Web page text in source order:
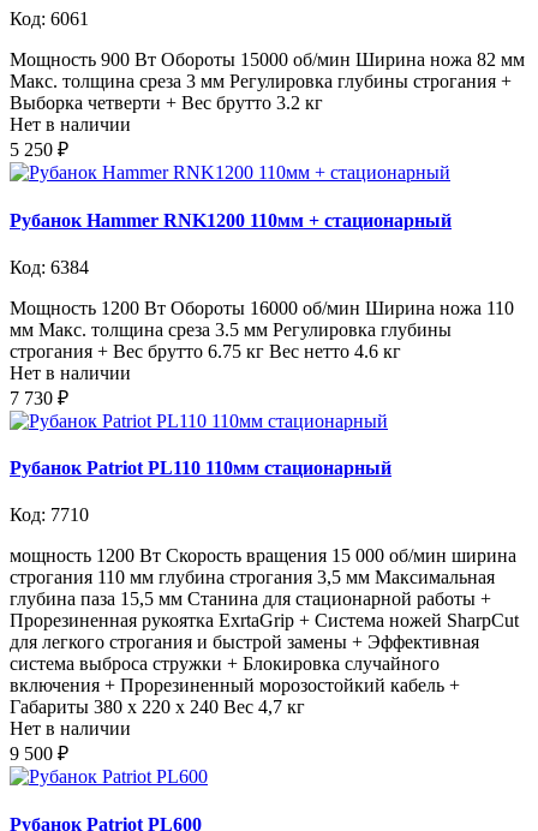
Код: 6061
Мощность 900 Вт Обороты 15000 об/мин Ширина ножа 82 мм
Макс. толщина среза 3 мм Регулировка глубины строгания +
Выборка четверти + Вес брутто 3.2 кг
Нет в наличии
5 250 ₽
Рубанок Hammer RNK1200 110мм + стационарный
Код: 6384
Мощность 1200 Вт Обороты 16000 об/мин Ширина ножа 110
мм Макс. толщина среза 3.5 мм Регулировка глубины
строгания + Вес брутто 6.75 кг Вес нетто 4.6 кг
Нет в наличии
7 730 ₽
Рубанок Patriot PL110 110мм стационарный
Код: 7710
мощность 1200 Вт Скорость вращения 15 000 об/мин ширина
строгания 110 мм глубина строгания 3,5 мм Максимальная
глубина паза 15,5 мм Станина для стационарной работы +
Прорезиненная рукоятка ExrtaGrip + Система ножей SharpCut
для легкого строгания и быстрой замены + Эффективная
система выброса стружки + Блокировка случайного
включения + Прорезиненный морозостойкий кабель +
Габариты 380 x 220 x 240 Вес 4,7 кг
Нет в наличии
9 500 ₽
Рубанок Patriot PL600